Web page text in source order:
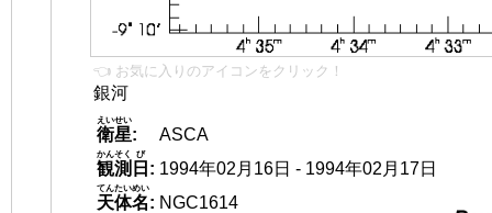
👈 お気に入りのアイコンをクリック！
銀河
衛星
えいせい
:
ASCA
観測
かんそく
日
び
: 1994年02月16日 - 1994年02月17日
天体名
てんたいめい
: NGC1614